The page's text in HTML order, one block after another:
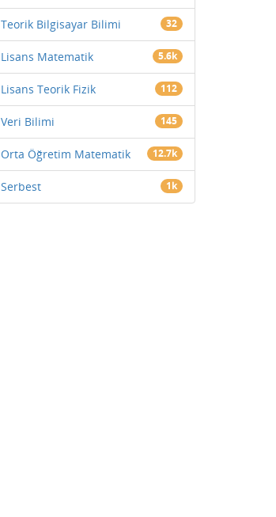
Teorik Bilgisayar Bilimi 32
Lisans Matematik 5.6k
Lisans Teorik Fizik 112
Veri Bilimi 145
Orta Öğretim Matematik 12.7k
Serbest 1k